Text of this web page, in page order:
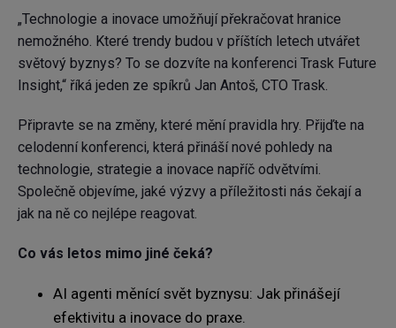
„Technologie a inovace umožňují překračovat hranice
nemožného. Které trendy budou v příštích letech utvářet
světový byznys? To se dozvíte na konferenci Trask Future
Insight,“ říká jeden ze spíkrů Jan Antoš, CTO Trask.
Připravte se na změny, které mění pravidla hry. Přijďte na
celodenní konferenci, která přináší nové pohledy na
technologie, strategie a inovace napříč odvětvími.
Společně objevíme, jaké výzvy a příležitosti nás čekají a
jak na ně co nejlépe reagovat.
Co vás letos mimo jiné čeká?
AI agenti měnící svět byznysu: Jak přinášejí
efektivitu a inovace do praxe.